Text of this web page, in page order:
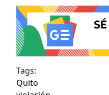
Tags:
Quito